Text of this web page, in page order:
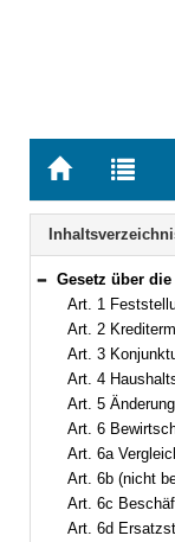
Zur
von
Zur
der
Bereich
Gesetz über die Feststellung des Haushaltsplans des
Art. 1
Art. 2
Art. 3
Art. 4
Art. 5
Art. 6
Art. 6a
Art. 6b (nicht
Art. 6c
Art. 6d Ersatzstellen